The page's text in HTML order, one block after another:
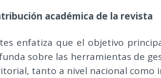
académica de la revista
enfatiza que el objetivo
sobre las herramientas de
tanto a nivel nacional como